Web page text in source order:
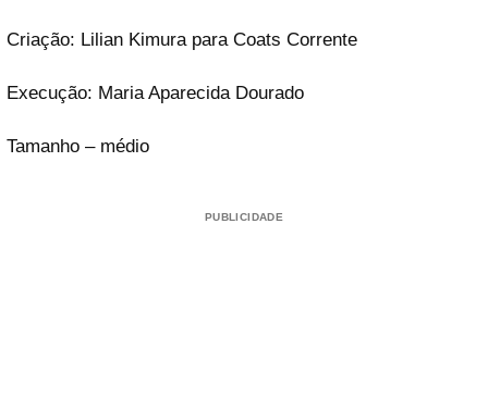
Criação: Lilian Kimura para Coats Corrente
Execução: Maria Aparecida Dourado
Tamanho – médio
PUBLICIDADE